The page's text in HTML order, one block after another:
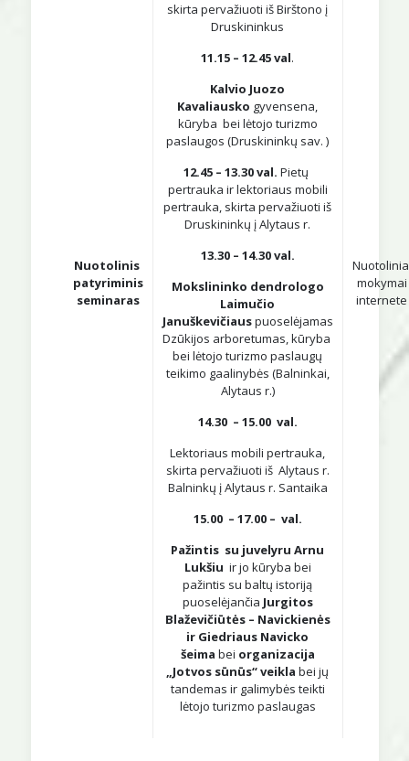
Nuotolinis
patyriminis
seminaras
skirta pervažiuoti iš Birštono į
Druskininkus
11.15 – 12.45 val.
Kalvio Juozo
Kavaliausko gyvensena,
kūryba bei lėtojo turizmo
paslaugos (Druskininkų sav. )
12.45 – 13.30 val. Pietų
pertrauka ir lektoriaus mobili
pertrauka, skirta pervažiuoti iš
Druskininkų į Alytaus r.
13.30 – 14.30 val.
Mokslininko dendrologo
Laimučio
Januškevičiauspuoselėjamas
Dzūkijos arboretumas, kūryba
bei lėtojo turizmo paslaugų
teikimo gaalinybės (Balninkai,
Alytaus r.)
14.30 – 15.00 val.
Lektoriaus mobili pertrauka,
skirta pervažiuoti iš Alytaus r.
Balninkų į Alytaus r. Santaika
15.00 – 17.00 – val.
Pažintis su juvelyru Arnu
Lukšiu ir jo kūryba bei
pažintis su baltų istoriją
puoselėjančia Jurgitos
Blaževičiūtės – Navickienės
ir Giedriaus Navicko
šeima bei organizacija
„Jotvos sūnūs“veikla bei jų
tandemas ir galimybės teikti
lėtojo turizmo paslaugas
mokymai
internete